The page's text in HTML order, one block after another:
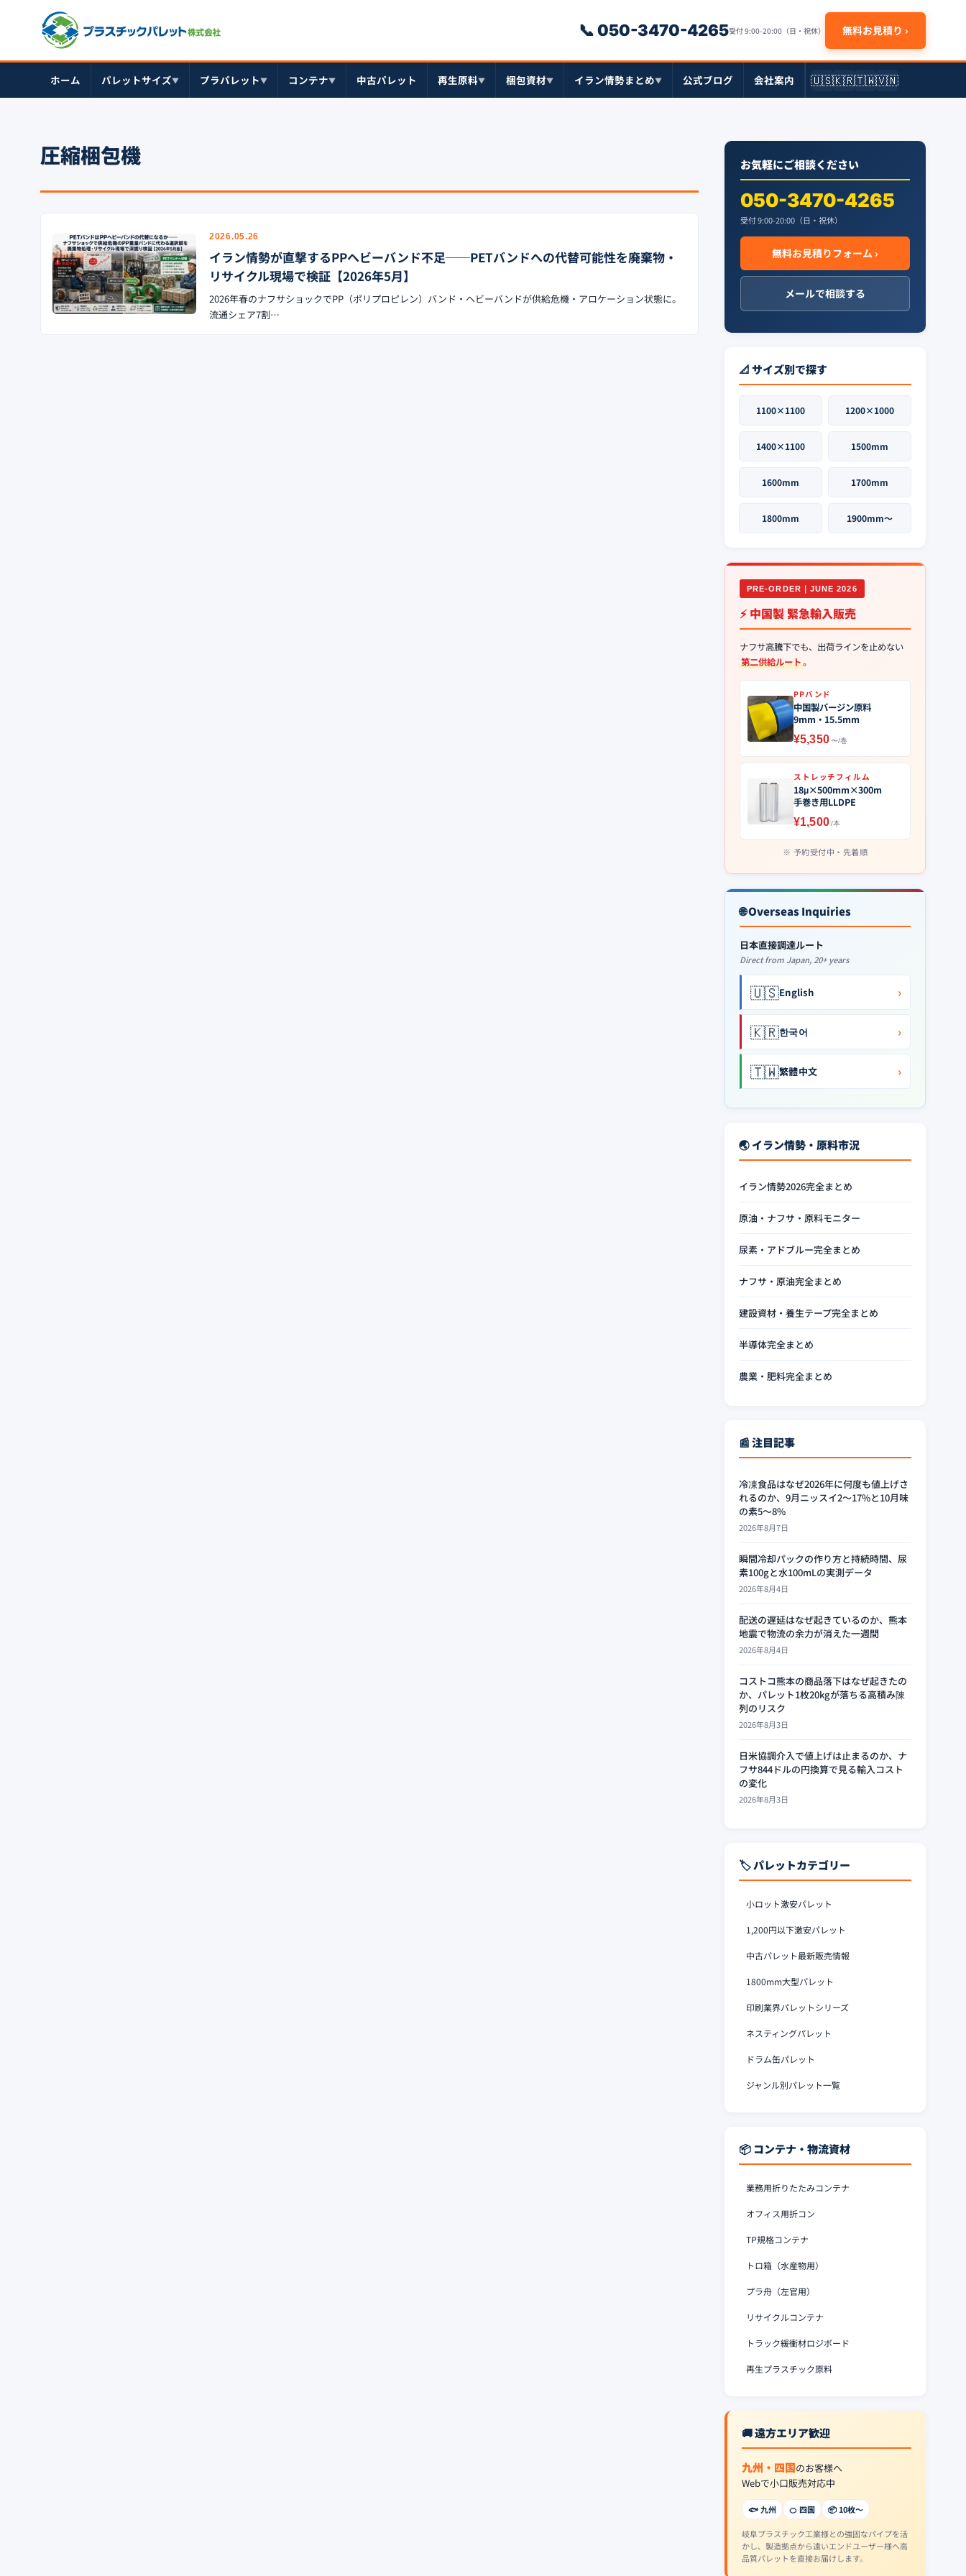
📞 050-3470-4265受付 9:00-20:00（日・祝休） 無料お見積り ›
ホーム パレットサイズ▼ プラパレット▼ コンテナ▼ 中古パレット 再生原料▼ 梱包資材▼ イラン情勢まとめ▼ 公式ブログ 会社案内 🇺🇸🇰🇷🇹🇼🇻🇳
圧縮梱包機
2026.05.26
イラン情勢が直撃するPPヘビーバンド不足──PETバンドへの代替可能性を廃棄物・
リサイクル現場で検証【2026年5月】
2026年春のナフサショックでPP（ポリプロピレン）バンド・ヘビーバンドが供給危機・アロケーション状態に。
流通シェア7割…
お気軽にご相談ください
050-3470-4265
受付 9:00-20:00（日・祝休）
無料お見積りフォーム ›
メールで相談する
📐 サイズ別で探す
1100×1100 1200×1000
1400×1100 1500mm
1600mm 1700mm
1800mm 1900mm〜
PRE-ORDER｜JUNE 2026
⚡ 中国製 緊急輸入販売
ナフサ高騰下でも、出荷ラインを止めない
第二供給ルート。
PPバンド
中国製バージン原料
9mm・15.5mm
¥5,350〜/巻
ストレッチフィルム
18μ×500mm×300m
手巻き用LLDPE
¥1,500/本
予約受付中・先着順
🌐 Overseas Inquiries
日本直接調達ルート
Direct from Japan, 20+ years
🇺🇸English ›
🇰🇷한국어 ›
🇹🇼繁體中文 ›
🌏 イラン情勢・原料市況
イラン情勢2026完全まとめ
原油・ナフサ・原料モニター
尿素・アドブルー完全まとめ
ナフサ・原油完全まとめ
建設資材・養生テープ完全まとめ
半導体完全まとめ
農業・肥料完全まとめ
📰 注目記事
冷凍食品はなぜ2026年に何度も値上げさ
れるのか、9月ニッスイ2〜17%と10月味
の素5〜8%
2026年8月7日
瞬間冷却パックの作り方と持続時間、尿
素100gと水100mLの実測データ
2026年8月4日
配送の遅延はなぜ起きているのか、熊本
地震で物流の余力が消えた一週間
2026年8月4日
コストコ熊本の商品落下はなぜ起きたの
か、パレット1枚20kgが落ちる高積み陳
列のリスク
2026年8月3日
日米協調介入で値上げは止まるのか、ナ
フサ844ドルの円換算で見る輸入コスト
の変化
2026年8月3日
🏷️ パレットカテゴリー
小ロット激安パレット
1,200円以下激安パレット
中古パレット最新販売情報
1800mm大型パレット
印刷業界パレットシリーズ
ネスティングパレット
ドラム缶パレット
ジャンル別パレット一覧
📦 コンテナ・物流資材
業務用折りたたみコンテナ
オフィス用折コン
TP規格コンテナ
トロ箱（水産物用）
プラ舟（左官用）
リサイクルコンテナ
トラック緩衝材ロジボード
再生プラスチック原料
🚚 遠方エリア歓迎
九州・四国のお客様へ
Webで小口販売対応中
🐟 九州 🍊 四国 📦 10枚〜
岐阜プラスチック工業様との強固なパイプを活
かし、製造拠点から遠いエンドユーザー様へ高
品質パレットを直接お届けします。